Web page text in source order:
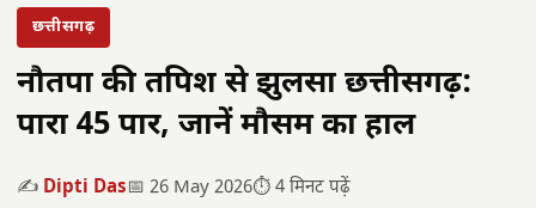
छत्तीसगढ़
नौतपा की तपिश से झुलसा छत्तीसगढ़:
पारा 45 पार, जानें मौसम का हाल
✍️ Dipti Das📅 26 May 2026⏱️ 4 मिनट पढ़ें